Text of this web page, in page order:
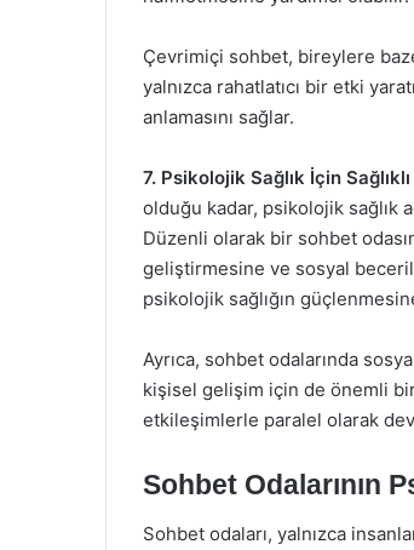
Çevrimiçi sohbet, bireylere
yalnızca rahatlatıcı bir etki
anlamasını sağlar.
7. Psikolojik Sağlık İçin
olduğu kadar, psikolojik sağlık
Düzenli olarak bir sohbet
geliştirmesine ve sosyal
psikolojik sağlığın
Ayrıca, sohbet odalarında
kişisel gelişim için de önemli
etkileşimlerle paralel olarak
Sohbet Odalarının
Sohbet odaları, yalnızca